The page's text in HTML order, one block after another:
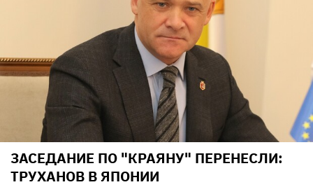
ЗАСЕДАНИЕ ПО "КРАЯНУ" ПЕРЕНЕСЛИ:
ТРУХАНОВ В ЯПОНИИ